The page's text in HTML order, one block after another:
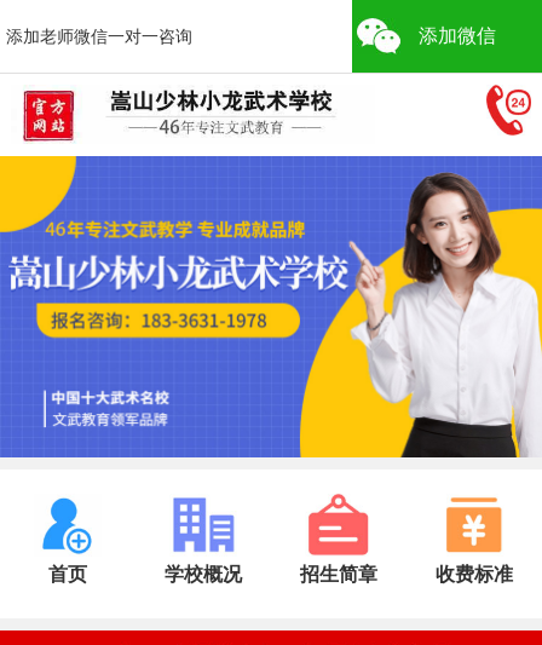
添加老师微信一对一咨询 添加微信
首页 学校概况 招生简章 收费标准